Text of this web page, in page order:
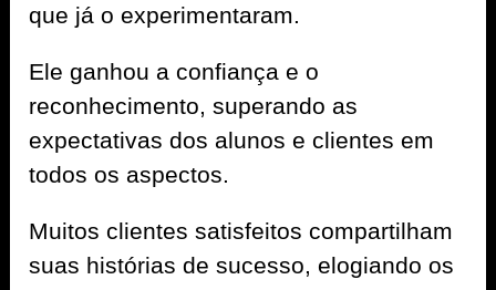
que já o experimentaram.
Ele ganhou a confiança e o
reconhecimento, superando as
expectativas dos alunos e clientes em
todos os aspectos.
Muitos clientes satisfeitos compartilham
suas histórias de sucesso, elogiando os